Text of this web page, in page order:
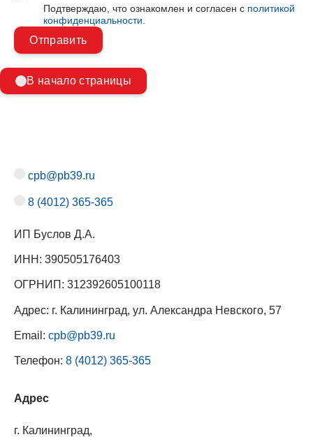
Подтверждаю, что ознакомлен и согласен с политикой
конфиденциальности.
В начало страницы
cpb@pb39.ru
8 (4012) 365-365
ИП Буслов Д.А.
ИНН: 390505176403
ОГРНИП: 312392605100118
Адрес: г. Калининград, ул. Александра Невского, 57
Email: cpb@pb39.ru
Телефон: 8 (4012) 365-365
Адрес
г. Калининград,